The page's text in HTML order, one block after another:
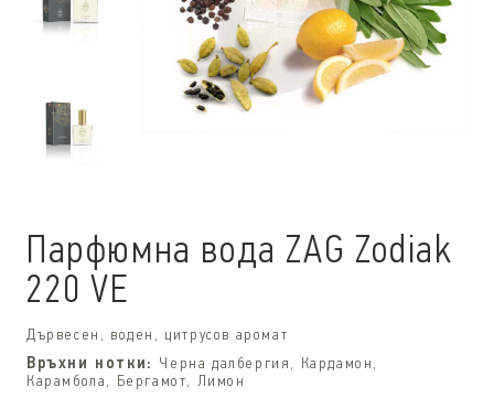
Парфюмна вода ZAG Zodiak
220 VE
Дървесен, воден, цитрусов аромат
Връхни нотки: Черна далбергия, Кардамон,
Карамбола, Бергамот, Лимон